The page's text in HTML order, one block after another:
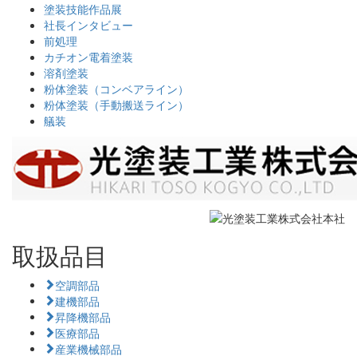
塗装技能作品展
社長インタビュー
前処理
カチオン電着塗装
溶剤塗装
粉体塗装（コンベアライン）
粉体塗装（手動搬送ライン）
艤装
取扱品目
空調部品
建機部品
昇降機部品
医療部品
産業機械部品